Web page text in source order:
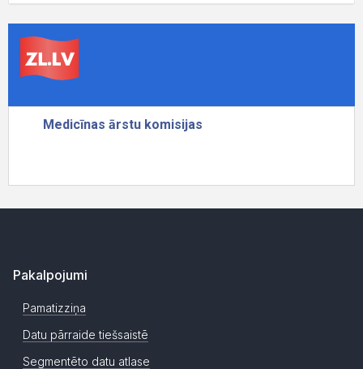
Pakalpojumi
Pamatizziņa
Datu pārraide tiešsaistē
Segmentēto datu atlase